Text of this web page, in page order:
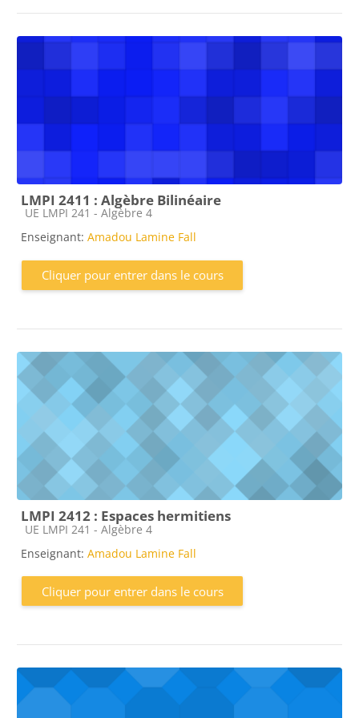
LMPI 2411 : Algèbre Bilinéaire
Catégorie de cours
UE LMPI 241 - Algèbre 4
Enseignant: Amadou Lamine Fall
Cliquer pour entrer dans le cours
LMPI 2412 : Espaces hermitiens
Catégorie de cours
UE LMPI 241 - Algèbre 4
Enseignant: Amadou Lamine Fall
Cliquer pour entrer dans le cours